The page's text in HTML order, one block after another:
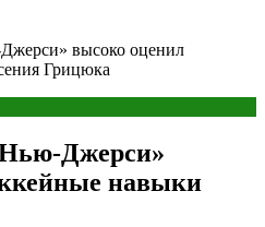
высоко оценил
Грицюка
Джерси»
навыки